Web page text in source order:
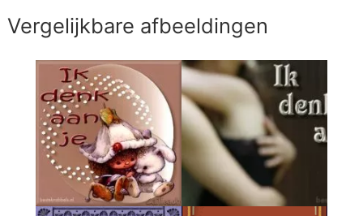
Vergelijkbare afbeeldingen